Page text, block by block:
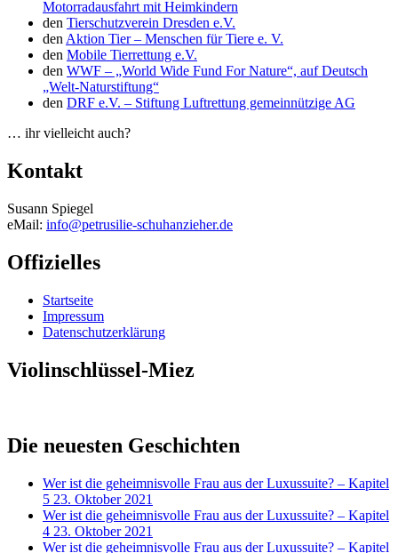
Motorradausfahrt mit Heimkindern
den Tierschutzverein Dresden e.V.
den Aktion Tier – Menschen für Tiere e. V.
den Mobile Tierrettung e.V.
den WWF – „World Wide Fund For Nature“, auf Deutsch
„Welt-Naturstiftung“
den DRF e.V. – Stiftung Luftrettung gemeinnützige AG
… ihr vielleicht auch?
Kontakt
Susann Spiegel
eMail: info@petrusilie-schuhanzieher.de
Offizielles
Startseite
Impressum
Datenschutzerklärung
Violinschlüssel-Miez
Die neuesten Geschichten
Wer ist die geheimnisvolle Frau aus der Luxussuite? – Kapitel
5 23. Oktober 2021
Wer ist die geheimnisvolle Frau aus der Luxussuite? – Kapitel
4 23. Oktober 2021
Wer ist die geheimnisvolle Frau aus der Luxussuite? – Kapitel